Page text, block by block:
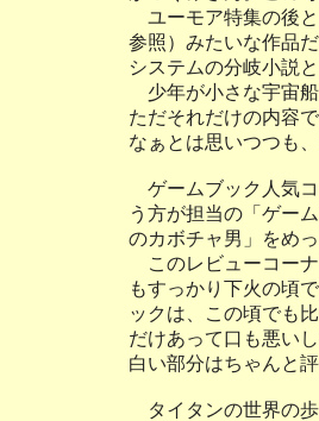
ユーモア特集の後と
参照）みたいな作品
システムの分岐小説
少年が小さな宇宙船
ただそれだけの内容
なぁとは思いつつも
ゲームブック人気コ
う方が担当の「ゲー
のカボチャ男」をめ
このレビューコーナ
もすっかり下火の頃
ックは、この頃でも
だけあって口も悪い
白い部分はちゃんと
タイタンの世界の歩